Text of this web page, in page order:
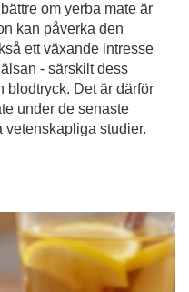
om yerba mate är
kan påverka den
ett växande intresse
- särskilt dess
blodtryck. Det är därför
under de senaste
vetenskapliga studier.